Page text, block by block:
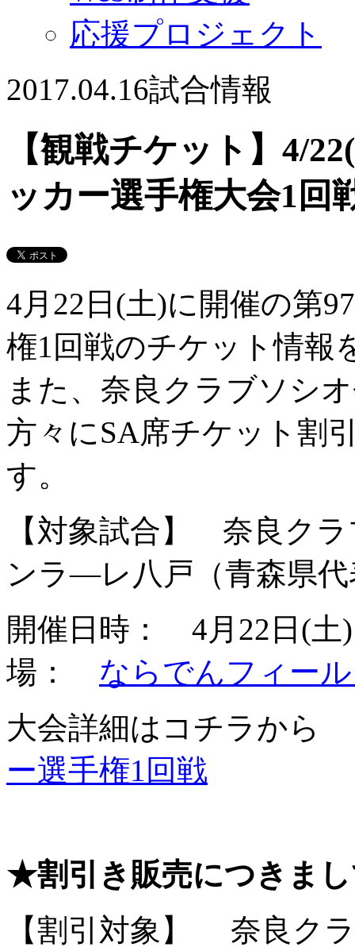
応援プロジェクト
2017.04.16試合情報
【観戦チケット】4/
ッカー選手権大会1
4月22日(土)に開催の第
権1回戦のチケット情報
また、奈良クラブソシ
方々にSA席チケット割
す。
【対象試合】 奈良ク
ンラ―レ八戸（青森県代
開催日時： 4月22日(
場： ならでんフィー
大会詳細はコチラか
ー選手権1回戦
★割引き販売につきま
【割引対象】 奈良ク